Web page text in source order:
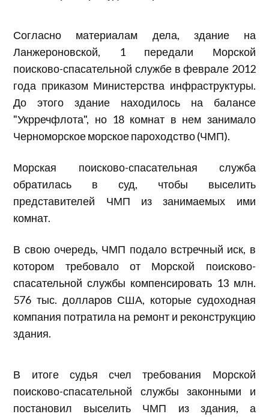
Согласно материалам дела, здание на
Ланжероновской, 1 передали Морской
поисково-спасательной службе в феврале 2012
года приказом Министерства инфраструктуры.
До этого здание находилось на балансе
"Укрречфлота", но 18 комнат в нем занимало
Черноморское морское пароходство (ЧМП).
Морская поисково-спасательная служба
обратилась в суд, чтобы выселить
представителей ЧМП из занимаемых ими
комнат.
В свою очередь, ЧМП подало встречный иск, в
котором требовало от Морской поисково-
спасательной службы компенсировать 13 млн.
576 тыс. долларов США, которые судоходная
компания потратила на ремонт и реконструкцию
здания.
В итоге судья счел требования Морской
поисково-спасательной службы законными и
постановил выселить ЧМП из здания, а